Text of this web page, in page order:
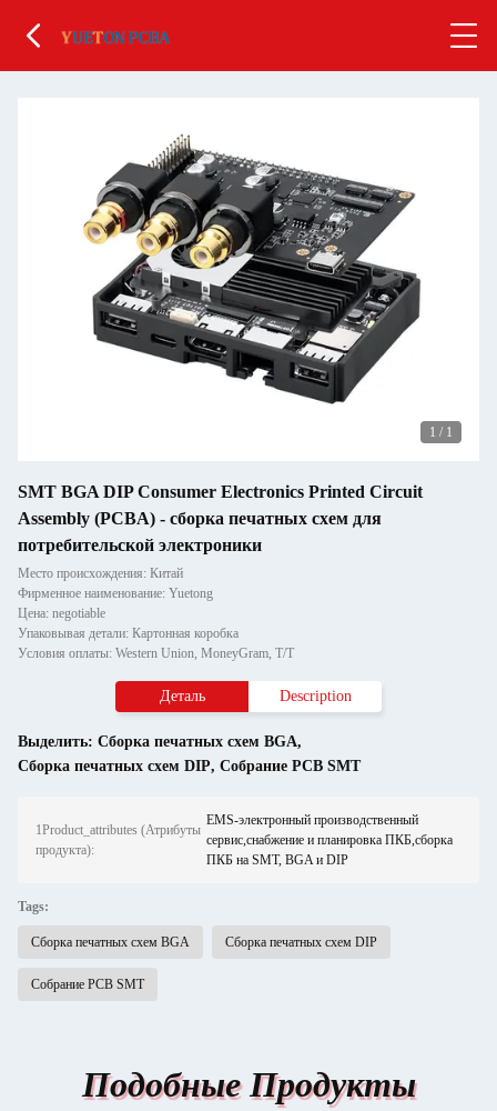
1 / 1
SMT BGA DIP Consumer Electronics Printed Circuit
Assembly (PCBA) - сборка печатных схем для
потребительской электроники
Место происхождения: Китай
Фирменное наименование: Yuetong
Цена: negotiable
Упаковывая детали: Картонная коробка
Условия оплаты: Western Union, MoneyGram, T/T
Деталь Description
Выделить: Сборка печатных схем BGA,
Сборка печатных схем DIP, Собрание PCB SMT
1Product_attributes (Атрибуты
продукта):
EMS-электронный производственный
сервис,снабжение и планировка ПКБ,сборка
ПКБ на SMT, BGA и DIP
Tags:
Сборка печатных схем BGA Сборка печатных схем DIP
Собрание PCB SMT
Подобные Продукты